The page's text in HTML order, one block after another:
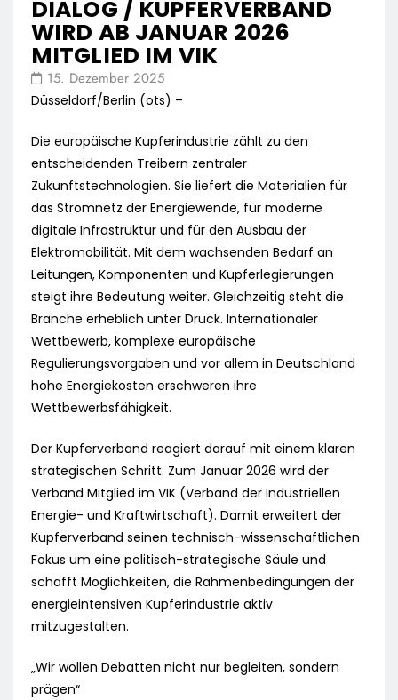
DIALOG / KUPFERVERBAND
WIRD AB JANUAR 2026
MITGLIED IM VIK
15. Dezember 2025
Düsseldorf/Berlin (ots) –
Die europäische Kupferindustrie zählt zu den
entscheidenden Treibern zentraler
Zukunftstechnologien. Sie liefert die Materialien für
das Stromnetz der Energiewende, für moderne
digitale Infrastruktur und für den Ausbau der
Elektromobilität. Mit dem wachsenden Bedarf an
Leitungen, Komponenten und Kupferlegierungen
steigt ihre Bedeutung weiter. Gleichzeitig steht die
Branche erheblich unter Druck. Internationaler
Wettbewerb, komplexe europäische
Regulierungsvorgaben und vor allem in Deutschland
hohe Energiekosten erschweren ihre
Wettbewerbsfähigkeit.
Der Kupferverband reagiert darauf mit einem klaren
strategischen Schritt: Zum Januar 2026 wird der
Verband Mitglied im VIK (Verband der Industriellen
Energie- und Kraftwirtschaft). Damit erweitert der
Kupferverband seinen technisch-wissenschaftlichen
Fokus um eine politisch-strategische Säule und
schafft Möglichkeiten, die Rahmenbedingungen der
energieintensiven Kupferindustrie aktiv
mitzugestalten.
„Wir wollen Debatten nicht nur begleiten, sondern
prägen“